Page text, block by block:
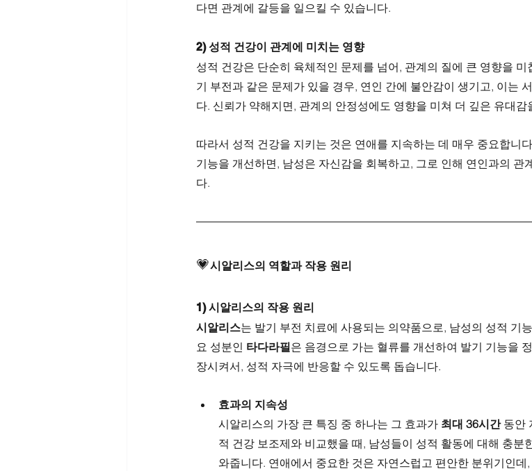
다면 관계에 갈등을 일으킬 수 있습니다.
2) 성적 건강이 관계에 미치는 영향
성적 건강은 단순히 육체적인 문제를 넘어, 관계의 질에 큰 영향을
기 부전과 같은 문제가 있을 경우, 연인 간에 불안감이 생기고, 이는
다. 신뢰가 약해지면, 관계의 안정성에도 영향을 미쳐 더 깊은 유대
따라서 성적 건강을 지키는 것은 연애를 지속하는 데 매우 중요합니
기능을 개선하면, 남성은 자신감을 회복하고, 그로 인해 연인과의 관
다.
💗시알리스의 역할과 작용 원리
1) 시알리스의 작용 원리
시알리스는 발기 부전 치료에 사용되는 의약품으로, 남성의 성적 기
요 성분인 타다라필은 음경으로 가는 혈류를 개선하여 발기 기능을
장시켜서, 성적 자극에 반응할 수 있도록 돕습니다.
효과의 지속성
시알리스의 가장 큰 특징 중 하나는 그 효과가 최대 36시간 동안
적 건강 보조제와 비교했을 때, 남성들이 성적 활동에 대해 충분
와줍니다. 연애에서 중요한 것은 자연스럽고 편안한 분위기인